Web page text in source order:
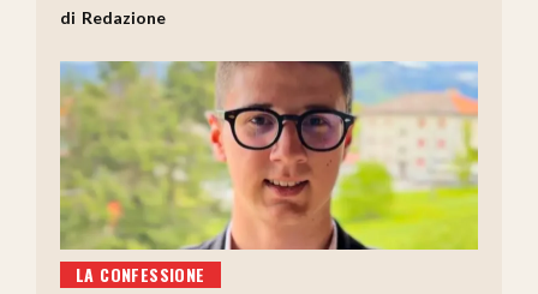
Redazione
LA CONFESSIONE